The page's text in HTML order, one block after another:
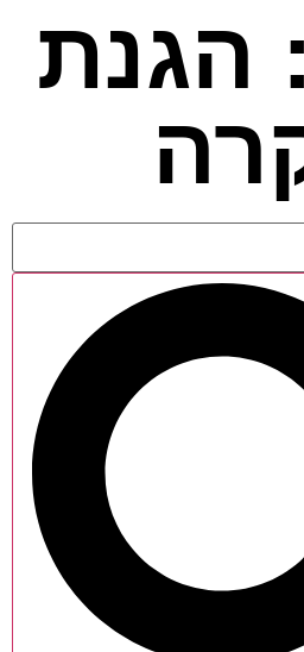
הגנת